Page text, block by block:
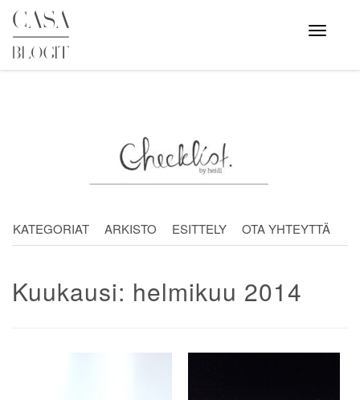
Skip
content
Avaa
valikko
KATEGORIAT ARKISTO ESITTELY OTA YHTEYTTÄ
Kuukausi: helmikuu 2014
Artikkelien